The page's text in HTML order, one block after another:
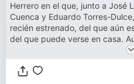
Herrero en el que, junto a José
Cuenca y Eduardo Torres-
recién estrenado, del que aún
del que puede verse en casa.
le da la real gana, porque su
tertulia futbolera, de viajes o